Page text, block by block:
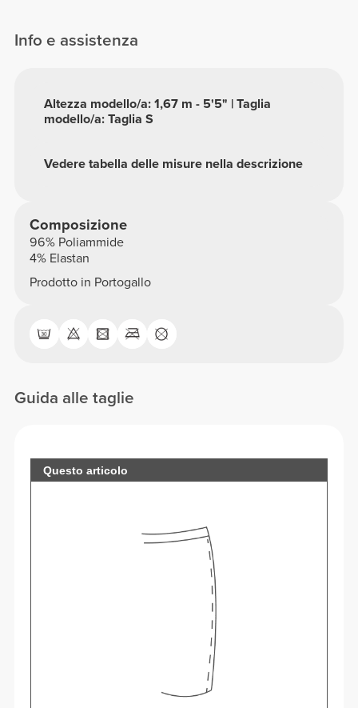
Info e assistenza
Vedere tabella delle misure nella descrizione
Altezza modello/a: 1,67 m - 5'5" | Taglia
modello/a: Taglia S
Composizione
96% Poliammide
4% Elastan
Prodotto in Portogallo
Guida alle taglie
Questo articolo